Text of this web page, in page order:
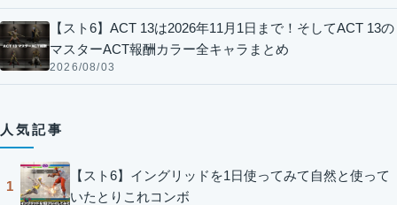
【スト6】ACT 13は2026年11月1日まで！そしてACT 13の
マスターACT報酬カラー全キャラまとめ
2026/08/03
人気記事
1
【スト6】イングリッドを1日使ってみて自然と使って
いたとりこれコンボ